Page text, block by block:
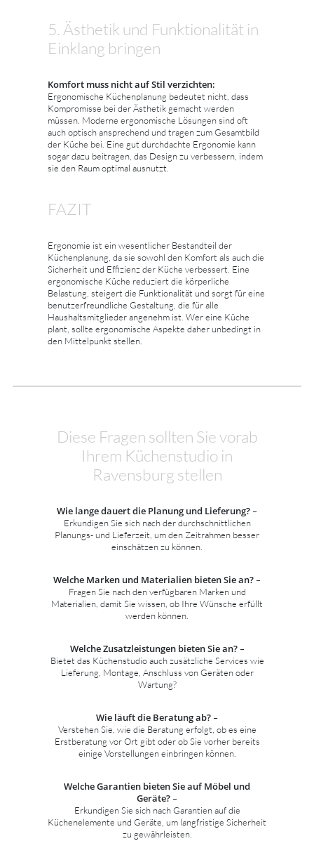
5. Ästhetik und Funktionalität in
Einklang bringen
Komfort muss nicht auf Stil verzichten:
Ergonomische Küchenplanung bedeutet nicht, dass
Kompromisse bei der Ästhetik gemacht werden
müssen. Moderne ergonomische Lösungen sind oft
auch optisch ansprechend und tragen zum Gesamtbild
der Küche bei. Eine gut durchdachte Ergonomie kann
sogar dazu beitragen, das Design zu verbessern, indem
sie den Raum optimal ausnutzt.
FAZIT
Ergonomie ist ein wesentlicher Bestandteil der
Küchenplanung, da sie sowohl den Komfort als auch die
Sicherheit und Effizienz der Küche verbessert. Eine
ergonomische Küche reduziert die körperliche
Belastung, steigert die Funktionalität und sorgt für eine
benutzerfreundliche Gestaltung, die für alle
Haushaltsmitglieder angenehm ist. Wer eine Küche
plant, sollte ergonomische Aspekte daher unbedingt in
den Mittelpunkt stellen.
Diese Fragen sollten Sie vorab
Ihrem Küchenstudio in
Ravensburg stellen
Wie lange dauert die Planung und Lieferung? –
Erkundigen Sie sich nach der durchschnittlichen
Planungs- und Lieferzeit, um den Zeitrahmen besser
einschätzen zu können.
Welche Marken und Materialien bieten Sie an? –
Fragen Sie nach den verfügbaren Marken und
Materialien, damit Sie wissen, ob Ihre Wünsche erfüllt
werden können.
Welche Zusatzleistungen bieten Sie an?–
Bietet das Küchenstudio auch zusätzliche Services wie
Lieferung, Montage, Anschluss von Geräten oder
Wartung?
Wie läuft die Beratung ab? –
Verstehen Sie, wie die Beratung erfolgt, ob es eine
Erstberatung vor Ort gibt oder ob Sie vorher bereits
einige Vorstellungen einbringen können.
Welche Garantien bieten Sie auf Möbel und
Geräte? –
Erkundigen Sie sich nach Garantien auf die
Küchenelemente und Geräte, um langfristige Sicherheit
zu gewährleisten.